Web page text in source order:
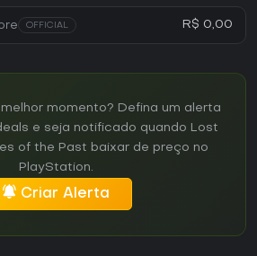
OFFICIAL R$ 0,00
momento? Defina um alerta
e seja notificado quando Lost
of the Past baixar de preço no
PlayStation.
Criar Alerta